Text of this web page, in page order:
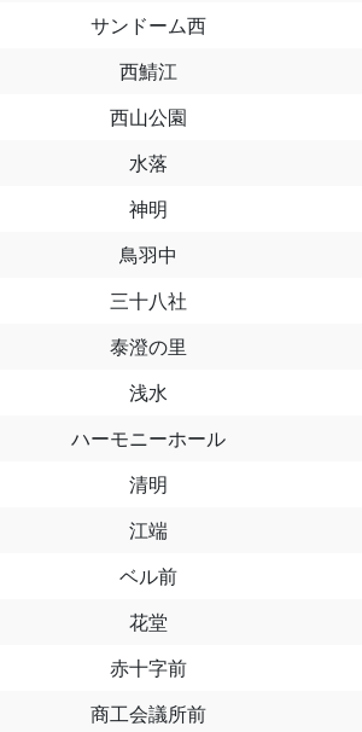
サンドーム西
西鯖江
西山公園
水落
神明
鳥羽中
三十八社
泰澄の里
浅水
ハーモニーホール
清明
江端
ベル前
花堂
赤十字前
商工会議所前